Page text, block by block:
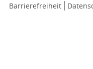
Barrierefreiheit